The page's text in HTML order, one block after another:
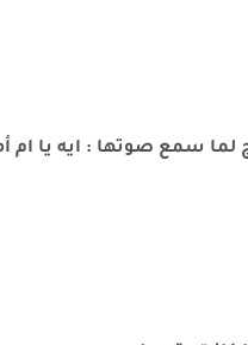
لما سمع صوتها : ايه يا